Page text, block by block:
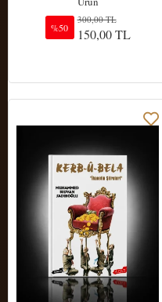
%50
300,00 TL
150,00 TL